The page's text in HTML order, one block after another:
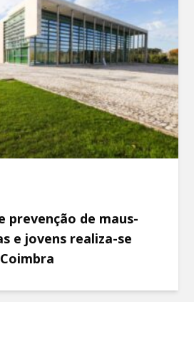
prevenção de maus-
e jovens realiza-se